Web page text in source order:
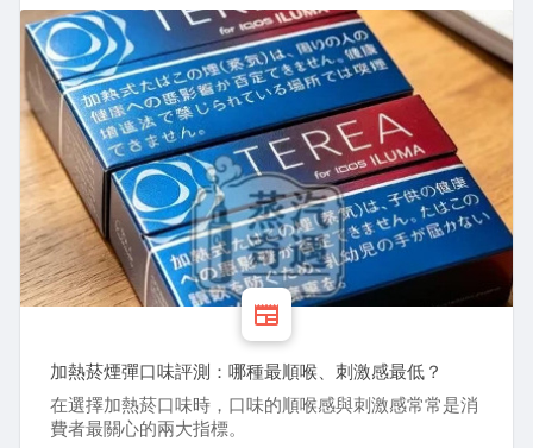
加熱菸煙彈口味評測：哪種最順喉、刺激感最低？
在選擇加熱菸口味時，口味的順喉感與刺激感常常是消
費者最關心的兩大指標。